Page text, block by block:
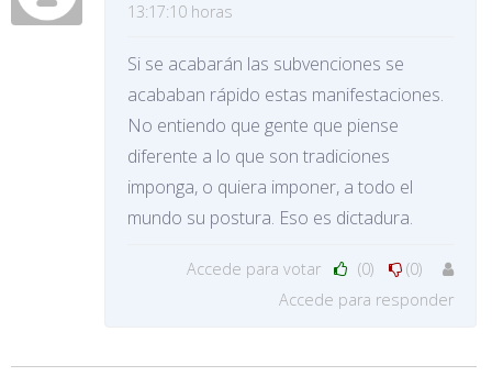
13:17:10 horas
Si se acabarán las subvenciones se
acababan rápido estas manifestaciones.
No entiendo que gente que piense
diferente a lo que son tradiciones
imponga, o quiera imponer, a todo el
mundo su postura. Eso es dictadura.
Accede para votar (0)
(0)
Accede para responder